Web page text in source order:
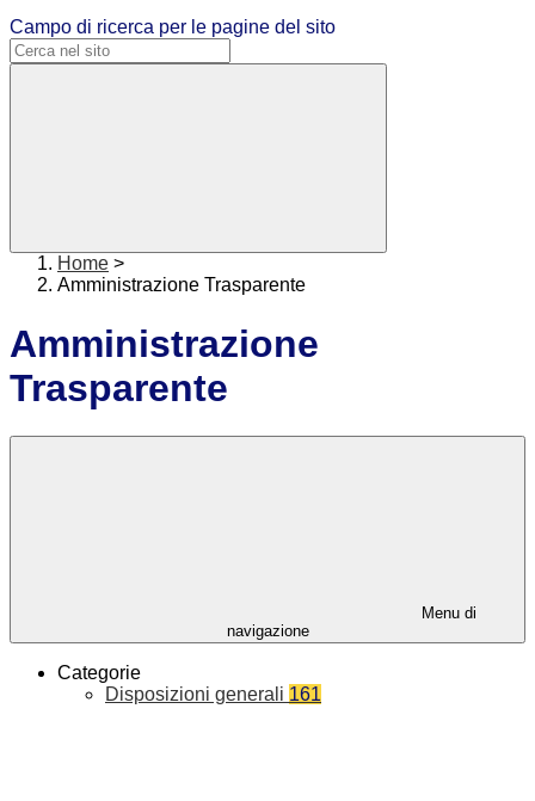
Campo di ricerca per le pagine del sito
Home >
Amministrazione Trasparente
Amministrazione
Trasparente
Menu di
navigazione
Categorie
Disposizioni generali 161